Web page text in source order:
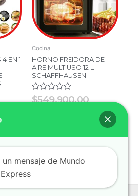
EN 1
Cocina
HORNO FREIDORA DE
AIRE MULTIUSO 12 L
SCHAFFHAUSEN
Valorado
$549,900.00
Añadir Al Carrito
un mensaje de Mundo